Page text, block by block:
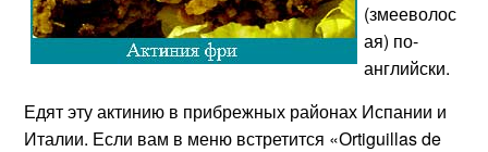
(змееволос
ая) по-
английски.
Едят эту актинию в прибрежных районах Испании и
Италии. Если вам в меню встретится «Оrtiguillas de